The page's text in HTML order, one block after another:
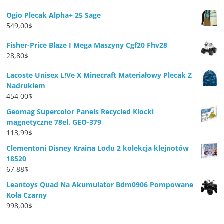
Ogio Plecak Alpha+ 25 Sage
549,00$
Fisher-Price Blaze I Mega Maszyny Cgf20 Fhv28
28,80$
Lacoste Unisex L!Ve X Minecraft Materiałowy Plecak Z
Nadrukiem
454,00$
Geomag Supercolor Panels Recycled Klocki
magnetyczne 78el. GEO-379
113,99$
Clementoni Disney Kraina Lodu 2 kolekcja klejnotów
18520
67,88$
Leantoys Quad Na Akumulator Bdm0906 Pompowane
Koła Czarny
998,00$